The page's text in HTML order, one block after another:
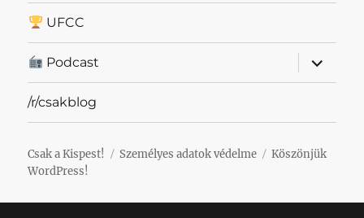
UFCC
Podcast
almenü
/r/csakblog
Csak a Kispest! Személyes adatok védelme
Köszönjük
WordPress!